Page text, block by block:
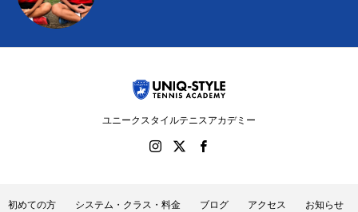
ユニークスタイルテニスアカデミー
初めての方 システム・クラス・料金 ブログ アクセス お知らせ